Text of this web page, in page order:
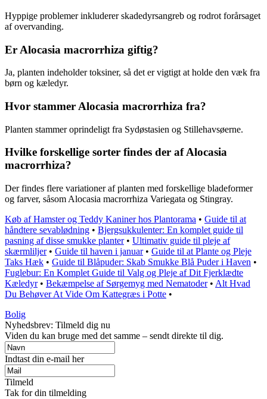
Hyppige problemer inkluderer skadedyrsangreb og rodrot forårsaget
af overvanding.
Er Alocasia macrorrhiza giftig?
Ja, planten indeholder toksiner, så det er vigtigt at holde den væk fra
børn og kæledyr.
Hvor stammer Alocasia macrorrhiza fra?
Planten stammer oprindeligt fra Sydøstasien og Stillehavsøerne.
Hvilke forskellige sorter findes der af Alocasia
macrorrhiza?
Der findes flere variationer af planten med forskellige bladeformer
og farver, såsom Alocasia macrorrhiza Variegata og Stingray.
Køb af Hamster og Teddy Kaniner hos Plantorama • Guide til at
håndtere sevablødning • Bjergsukkulenter: En komplet guide til
pasning af disse smukke planter• Ultimativ guide til pleje af
skærmliljer• Guide til haven i januar• Guide til at Plante og Pleje
Taks Hæk • Guide til Blåpuder: Skab Smukke Blå Puder i Haven •
Fuglebur: En Komplet Guide til Valg og Pleje af Dit Fjerklædte
Kæledyr• Bekæmpelse af Sørgemyg med Nematoder• Alt Hvad
Du Behøver At Vide Om Kattegræs i Potte •
Bolig
Nyhedsbrev: Tilmeld dig nu
Viden du kan bruge med det samme – sendt direkte til dig.
Indtast din e-mail her
Tilmeld
Tak for din tilmelding